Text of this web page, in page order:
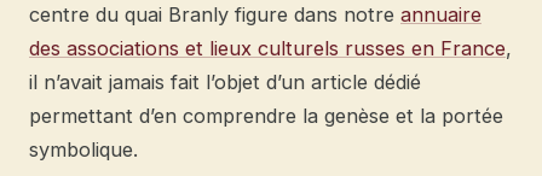
centre du quai Branly figure dans notre annuaire
des associations et lieux culturels russes en France,
il n’avait jamais fait l’objet d’un article dédié
permettant d’en comprendre la genèse et la portée
symbolique.